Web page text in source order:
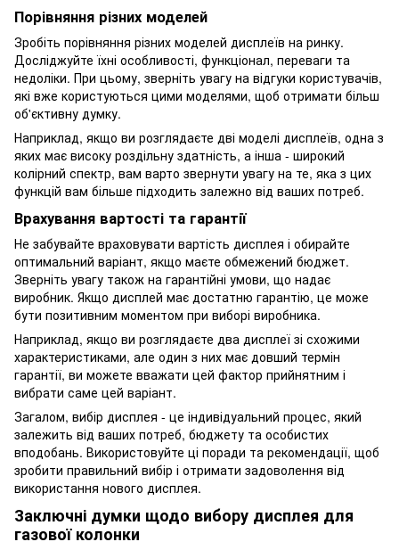
Порівняння різних моделей
Зробіть порівняння різних моделей дисплеїв на ринку.
Досліджуйте їхні особливості, функціонал, переваги та
недоліки. При цьому, зверніть увагу на відгуки користувачів,
які вже користуються цими моделями, щоб отримати більш
об'єктивну думку.
Наприклад, якщо ви розглядаєте дві моделі дисплеїв, одна з
яких має високу роздільну здатність, а інша - широкий
колірний спектр, вам варто звернути увагу на те, яка з цих
функцій вам більше підходить залежно від ваших потреб.
Врахування вартості та гарантії
Не забувайте враховувати вартість дисплея і обирайте
оптимальний варіант, якщо маєте обмежений бюджет.
Зверніть увагу також на гарантійні умови, що надає
виробник. Якщо дисплей має достатню гарантію, це може
бути позитивним моментом при виборі виробника.
Наприклад, якщо ви розглядаєте два дисплеї зі схожими
характеристиками, але один з них має довший термін
гарантії, ви можете вважати цей фактор прийнятним і
вибрати саме цей варіант.
Загалом, вибір дисплея - це індивідуальний процес, який
залежить від ваших потреб, бюджету та особистих
вподобань. Використовуйте ці поради та рекомендації, щоб
зробити правильний вибір і отримати задоволення від
використання нового дисплея.
Заключні думки щодо вибору дисплея для
газової колонки